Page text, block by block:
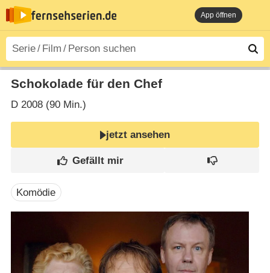
App öffnen
Schokolade für den Chef
D2008 (90 Min.)
jetzt ansehen
Komödie